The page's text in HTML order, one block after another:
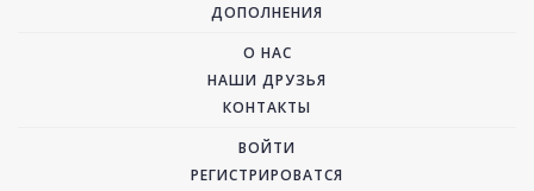
ДОПОЛНЕНИЯ
О НАС
НАШИ ДРУЗЬЯ
КОНТАКТЫ
ВОЙТИ
РЕГИСТРИРОВАТСЯ